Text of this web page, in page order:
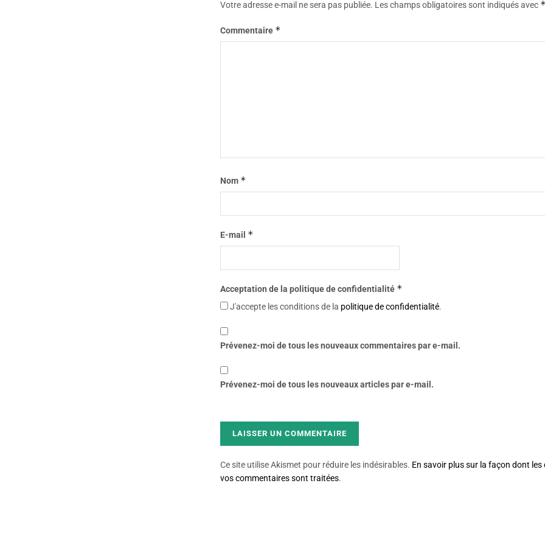
Votre adresse e-mail ne sera pas publiée. Les champs obligatoires sont indiqués avec
Commentaire *
Nom *
E-mail *
Acceptation de la politique de confidentialité *
J'accepte les conditions de la politique de confidentialité.
Prévenez-moi de tous les nouveaux commentaires par e-mail.
Prévenez-moi de tous les nouveaux articles par e-mail.
Ce site utilise Akismet pour réduire les indésirables. En savoir plus sur la façon dont les
vos commentaires sont traitées.